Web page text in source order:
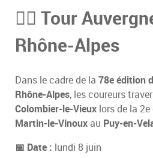
🚴‍♂️ Tour
Rhône-Alpes
Dans le cadre de la 78e édition
Rhône-Alpes, les coureurs
Colombier-le-Vieux lors de la
Martin-le-Vinoux au Puy-en-
📅 Date : lundi 8 juin